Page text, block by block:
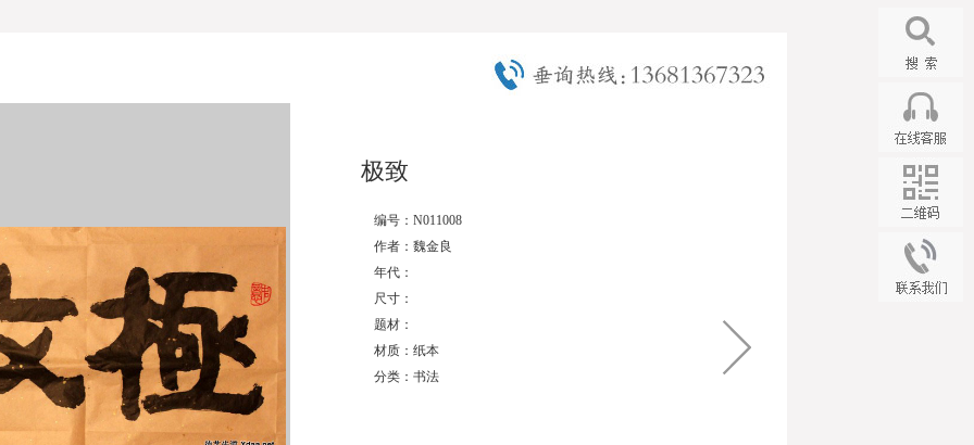
极致
编号：N011008
作者：魏金良
年代：
尺寸：
题材：
材质：纸本
分类：书法